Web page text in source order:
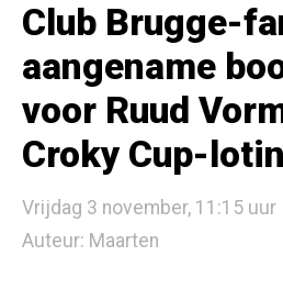
Club Brugge-
aangename
voor Ruud
Croky Cup-
Vrijdag 3 november, 11:15 uur
Auteur: Maarten